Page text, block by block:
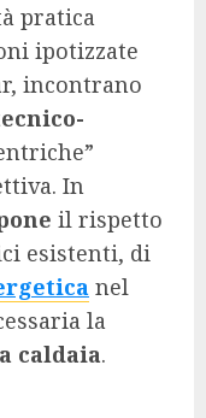
pratica
ipotizzate
incontrano
In
il rispetto
esistenti, di
nel
la
caldaia.